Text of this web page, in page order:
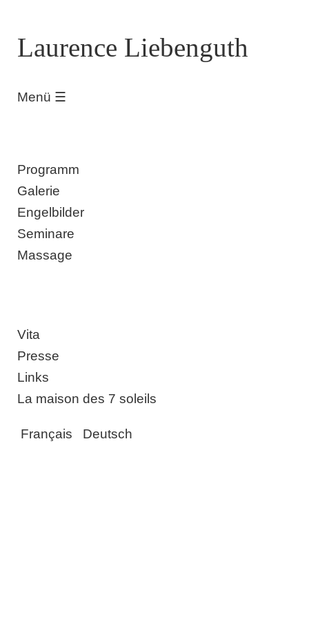
Laurence Liebenguth
​ Menü ☰​
Programm
Galerie
Engelbilder
Seminare
Massage
Vita
Presse
Links
La maison des 7 soleils
Français Deutsch